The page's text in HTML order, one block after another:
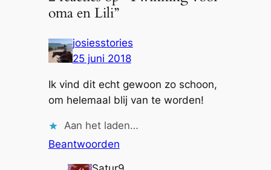
oma en Lili”
josiesstories
25 juni 2018
Ik vind dit echt gewoon zo schoon,
om helemaal blij van te worden!
Aan het laden…
Beantwoorden